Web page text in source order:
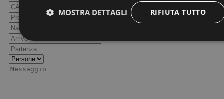
RIFIUTA TUTTO
MOSTRA DETTAGLI